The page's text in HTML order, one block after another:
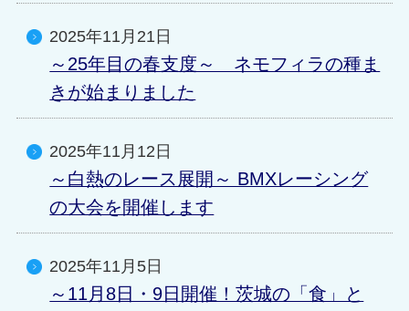
2025年11月21日
～25年目の春支度～ ネモフィラの種ま
きが始まりました
2025年11月12日
～白熱のレース展開～ BMXレーシング
の大会を開催します
2025年11月5日
～11月8日・9日開催！茨城の「食」と